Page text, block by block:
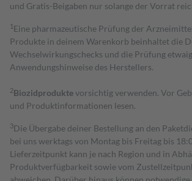
und Gratis-Beigaben nur solange der Vorrat
1 Eine pharmazeutische Prüfung der
Produkte in deinem Warenkorb beinhaltet die
Wechselwirkungschecks und die Prüfung
Anwendungshinweise des Herstellers.
2Biozidproduktevorsichtig verwenden. Vor
und Produktinformationen lesen.
3Die Übergabe deiner Bestellung an den
bei uns werktags von Montag bis Freitag bis
Lieferzeitpunkt kann je nach Region und in
Produktverfügbarkeit sowie vom